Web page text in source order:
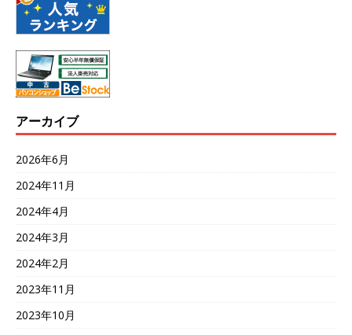
アーカイブ
2026年6月
2024年11月
2024年4月
2024年3月
2024年2月
2023年11月
2023年10月